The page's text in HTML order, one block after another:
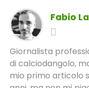
Fabio
Giornalista
di calciodangolo,
mio primo articolo